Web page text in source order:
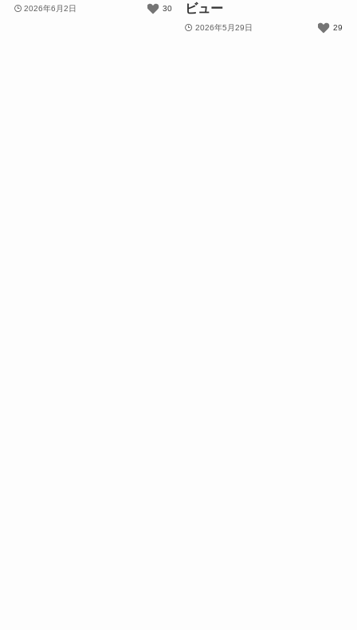
2026年6月2日 30
ビュー
2026年5月29日 29